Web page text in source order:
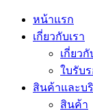
หน้าแรก
เกี่ยวกับเรา
เกี่ยว
ใบรับ
สินค้าและบ
สินค้า